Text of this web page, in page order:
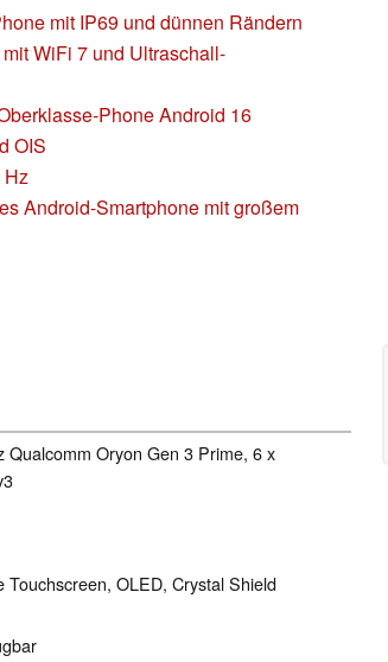
mit IP69 und dünnen Rändern
WiFi 7 und Ultraschall-
Phone Android 16
OIS
Hz
Android-Smartphone mit großem
Qualcomm Oryon Gen 3 Prime, 6 x
OLED, Crystal Shield